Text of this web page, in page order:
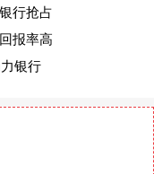
行抢占
报率高
银行